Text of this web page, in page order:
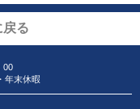
戻る
00
年末休暇